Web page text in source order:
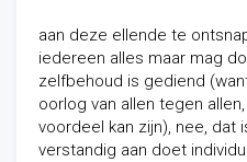
aan deze ellende te
iedereen alles maar mag
zelfbehoud is gediend
oorlog van allen tegen
voordeel kan zijn), nee,
verstandig aan doet